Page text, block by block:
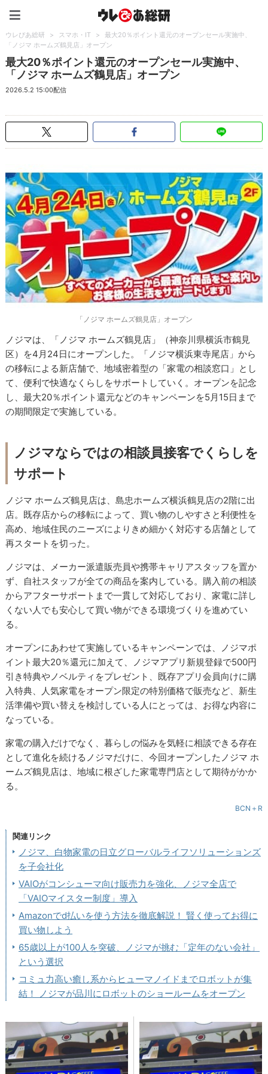
ウレぴあ総研 > スマホ・IT >
最大20％ポイント還元のオープンセール実施中、
「ノジマ ホームズ鶴見店」オープン
最大20％ポイント還元のオープンセール実施中、
「ノジマ ホームズ鶴見店」オープン
2026.5.2 15:00配信
「ノジマ ホームズ鶴見店」オープン
ノジマは、「ノジマ ホームズ鶴見店」（神奈川県横浜市鶴見
区）を4月24日にオープンした。「ノジマ横浜東寺尾店」から
の移転による新店舗で、地域密着型の「家電の相談窓口」とし
て、便利で快適なくらしをサポートしていく。オープンを記念
し、最大20％ポイント還元などのキャンペーンを5月15日まで
の期間限定で実施している。
ノジマならではの相談員接客でくらしを
サポート
ノジマ ホームズ鶴見店は、島忠ホームズ横浜鶴見店の2階に出
店。既存店からの移転によって、買い物のしやすさと利便性を
高め、地域住民のニーズによりきめ細かく対応する店舗として
再スタートを切った。
ノジマは、メーカー派遣販売員や携帯キャリアスタッフを置か
ず、自社スタッフが全ての商品を案内している。購入前の相談
からアフターサポートまで一貫して対応しており、家電に詳し
くない人でも安心して買い物ができる環境づくりを進めてい
る。
オープンにあわせて実施しているキャンペーンでは、ノジマポ
イント最大20％還元に加えて、ノジマアプリ新規登録で500円
引き特典やノベルティをプレゼント、既存アプリ会員向けに購
入特典、人気家電をオープン限定の特別価格で販売など、新生
活準備や買い替えを検討している人にとっては、お得な内容に
なっている。
家電の購入だけでなく、暮らしの悩みを気軽に相談できる存在
として進化を続けるノジマだけに、今回オープンしたノジマ ホ
ームズ鶴見店は、地域に根ざした家電専門店として期待がかか
る。
BCN＋R
関連リンク
ノジマ、白物家電の日立グローバルライフソリューションズ
を子会社化
VAIOがコンシューマ向け販売力を強化、ノジマ全店で
「VAIOマイスター制度」導入
Amazonでd払いを使う方法を徹底解説！ 賢く使ってお得に
買い物しよう
65歳以上が100人を突破、ノジマが挑む「定年のない会社」
という選択
コミュ力高い癒し系からヒューマノイドまでロボットが集
結！ ノジマが品川にロボットのショールームをオープン